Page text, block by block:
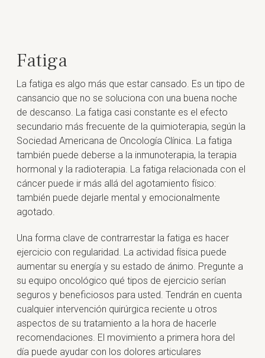
Fatiga
La fatiga es algo más que estar cansado. Es un tipo de
cansancio que no se soluciona con una buena noche
de descanso. La fatiga casi constante es el efecto
secundario más frecuente de la quimioterapia, según la
Sociedad Americana de Oncología Clínica. La fatiga
también puede deberse a la inmunoterapia, la terapia
hormonal y la radioterapia. La fatiga relacionada con el
cáncer puede ir más allá del agotamiento físico:
también puede dejarle mental y emocionalmente
agotado.
Una forma clave de contrarrestar la fatiga es hacer
ejercicio con regularidad. La actividad física puede
aumentar su energía y su estado de ánimo. Pregunte a
su equipo oncológico qué tipos de ejercicio serían
seguros y beneficiosos para usted. Tendrán en cuenta
cualquier intervención quirúrgica reciente u otros
aspectos de su tratamiento a la hora de hacerle
recomendaciones. El movimiento a primera hora del
día puede ayudar con los dolores articulares